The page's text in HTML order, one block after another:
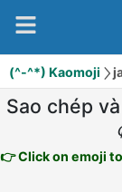
(^-^*) Kaomoji
Sao chép
👉 Click on emoji